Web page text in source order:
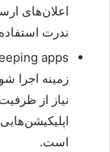
اعلان‌های
ندرت
زمینه اجرا
نیاز از
است.